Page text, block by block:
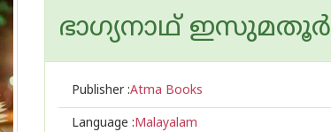
ഭാഗ്യനാഥ് ഇസുമതൂർ
Publisher :Atma Books
Language :Malayalam